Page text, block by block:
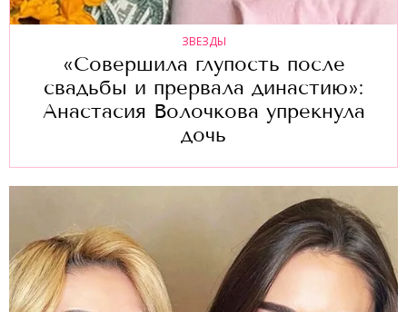
ЗВЕЗДЫ
«Совершила глупость после
свадьбы и прервала династию»:
Анастасия Волочкова упрекнула
дочь